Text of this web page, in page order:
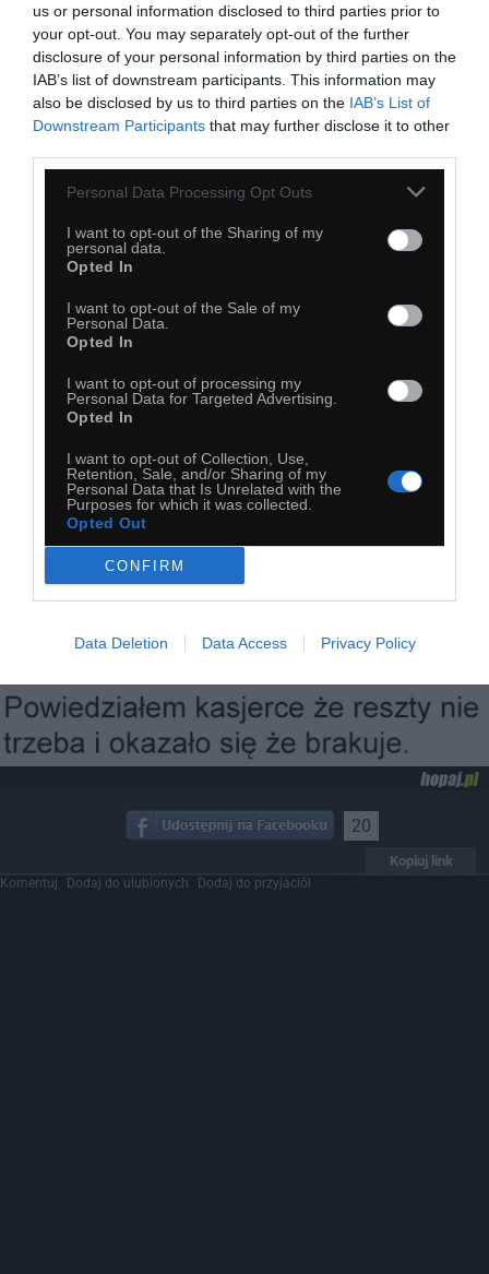
us or personal information disclosed to third parties prior to
your opt-out. You may separately opt-out of the further
disclosure of your personal information by third parties on the
IAB’s list of downstream participants. This information may
also be disclosed by us to third parties on the IAB’s List of
Downstream Participants that may further disclose it to other
Personal Data Processing Opt Outs
I want to opt-out of the Sharing of my
personal data.
Opted In
I want to opt-out of the Sale of my
Personal Data.
Opted In
I want to opt-out of processing my
Personal Data for Targeted Advertising.
Opted In
I want to opt-out of Collection, Use,
Retention, Sale, and/or Sharing of my
Personal Data that Is Unrelated with the
Purposes for which it was collected.
Opted Out
CONFIRM
Data Deletion Data Access Privacy Policy
Kopiuj link
Dodaj do ulubionych
20
Kopiuj link
Komentuj Dodaj do ulubionych Dodaj do przyjaciół